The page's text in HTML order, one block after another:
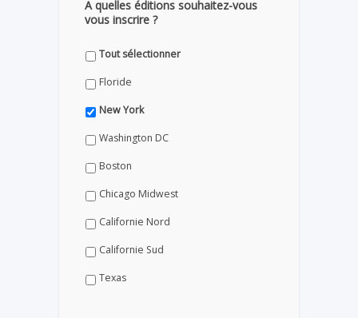
A quelles éditions souhaitez-vous
vous inscrire ?
Tout sélectionner
Floride
New York
Washington DC
Boston
Chicago Midwest
Californie Nord
Californie Sud
Texas